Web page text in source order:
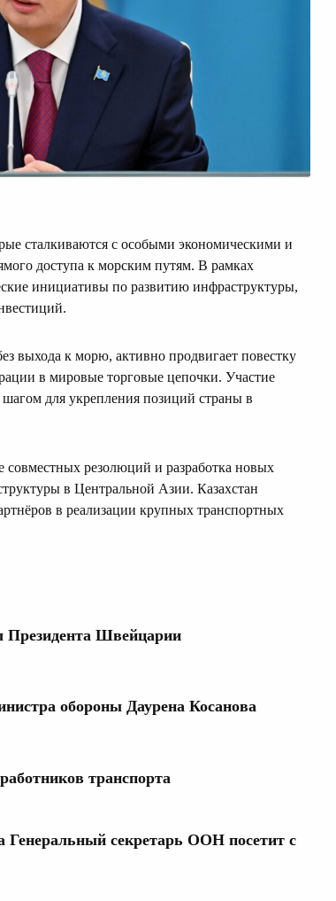
сталкиваются с особыми экономическими и
доступа к морским путям. В рамках
инициативы по развитию инфраструктуры,
выхода к морю, активно продвигает повестку
в мировые торговые цепочки. Участие
для укрепления позиций страны в
резолюций и разработка новых
в Центральной Азии. Казахстан
в реализации крупных транспортных
Президента Швейцарии
обороны Даурена Косанова
транспорта
секретарь ООН посетит с